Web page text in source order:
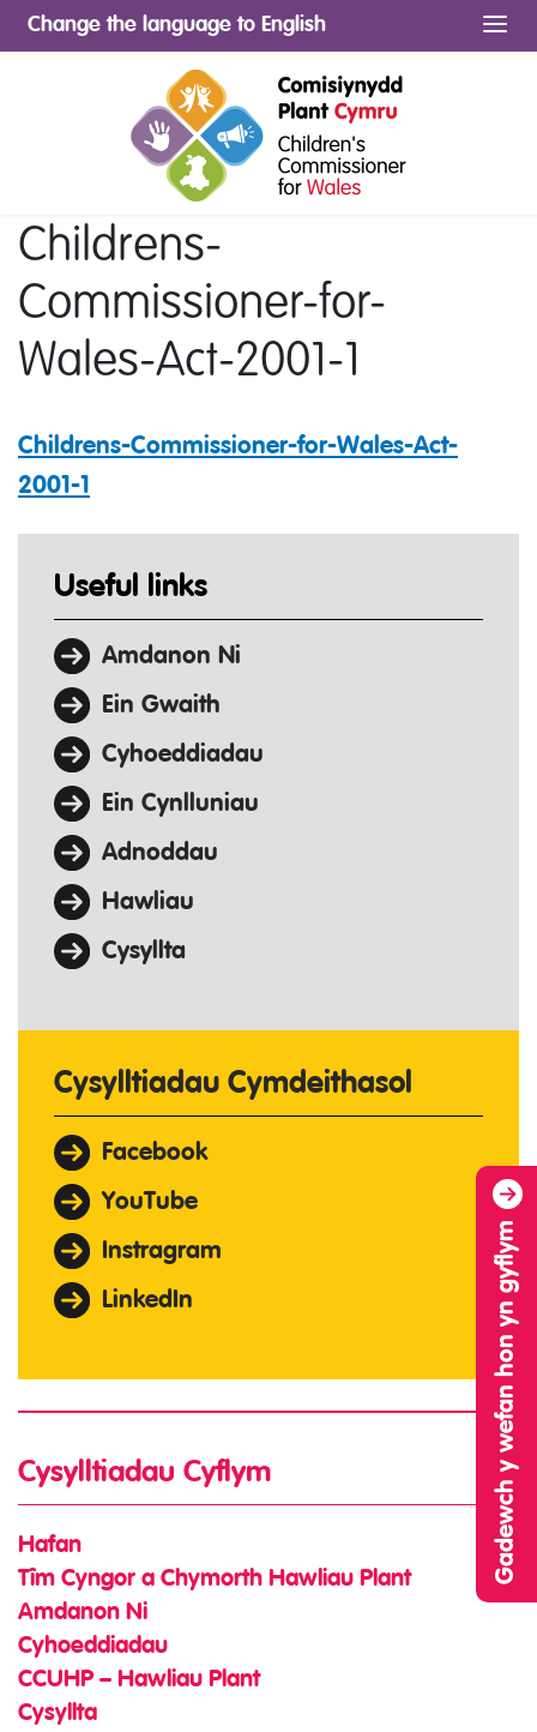
Change the language to English
Gadewch y wefan hon yn gyflym
Childrens-
Commissioner-for-
Wales-Act-2001-1
Childrens-Commissioner-for-Wales-Act-
2001-1
Useful links
Amdanon Ni
Ein Gwaith
Cyhoeddiadau
Ein Cynlluniau
Adnoddau
Hawliau
Cysyllta
Cysylltiadau Cymdeithasol
Facebook
YouTube
Instragram
LinkedIn
Cysylltiadau Cyflym
Hafan
Tîm Cyngor a Chymorth Hawliau Plant
Amdanon Ni
Cyhoeddiadau
CCUHP – Hawliau Plant
Cysyllta